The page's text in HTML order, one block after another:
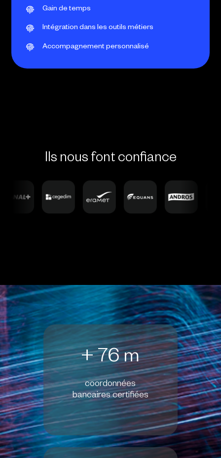
Gain de temps
Intégration dans les outils métiers
Accompagnement personnalisé
Ils nous font confiance
+ 76 m
coordonnées
bancaires certifiées